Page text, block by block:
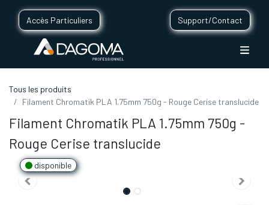
Accès Particuliers Support/Contact
Tous les produits
Filament Chromatik PLA 1.75mm 750g - Rouge Cerise translucide
Filament Chromatik PLA 1.75mm 750g -
Rouge Cerise translucide
disponible